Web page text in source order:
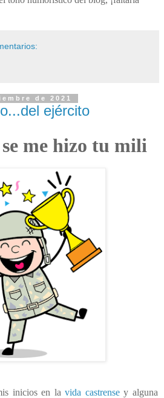
de 2021
ejército
me hizo tu mili
inicios en lavida castrensey alguna